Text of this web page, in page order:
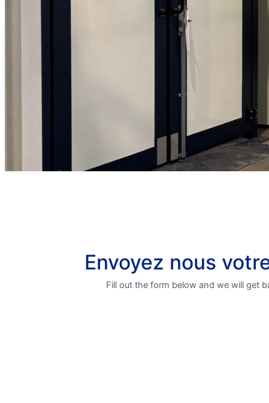
Envoyez nous
Fill out the form below and we will get